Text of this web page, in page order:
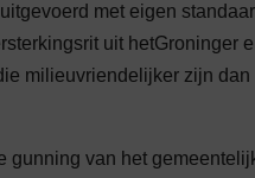
met eigen
uit hetGroninger
milieuvriendelijker zijn dan
gunning van het